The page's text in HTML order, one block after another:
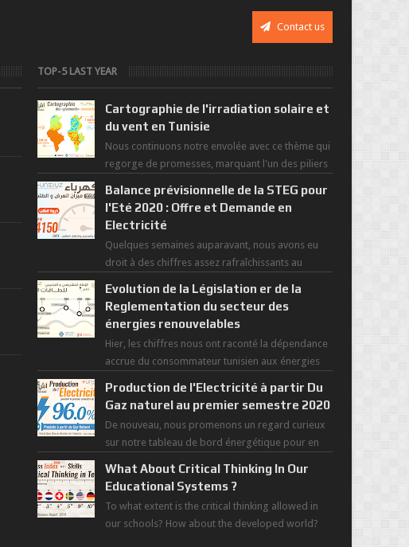
Contact us
TOP-5 LAST YEAR
Cartographie de l'irradiation solaire et
du vent en Tunisie
Nous continuons notre envolée avec ce thème qui
regorge de promesses, marquant l'un des piliers
Balance prévisionnelle de la STEG pour
l'Eté 2020 : Offre et Demande en
Electricité
Quelques semaines auparavant, nous avons eu
droit à des chiffres assez rafraîchissants au
Evolution de la Législation er de la
Reglementation du secteur des
énergies renouvelables
Hier, les chiffres nous ont raconté la dépendance
accrue du consommateur tunisien aux énergies
Production de l'Electricité à partir Du
Gaz naturel au premier semestre 2020
De nouveau, nous promenons un regard curieux
sur notre tableau de bord énergétique pour en
What About Critical Thinking In Our
Educational Systems ?
To what extent is the critical thinking allowed in
our schools? How about the developed world?